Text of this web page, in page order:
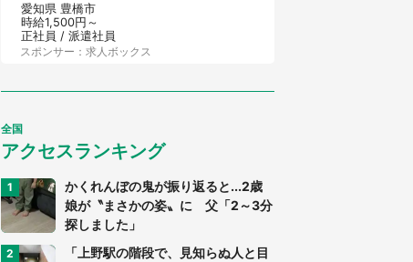
愛知県 豊橋市
時給1,500円～
正社員 / 派遣社員
スポンサー：求人ボックス
全国
アクセスランキング
かくれんぼの鬼が振り返ると...2歳
娘が〝まさかの姿〟に 父「2～3分
探しました」
「上野駅の階段で、見知らぬ人と目